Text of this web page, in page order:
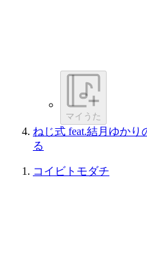
マイうた
ねじ式 feat.結月ゆか
る
コイビトモダチ